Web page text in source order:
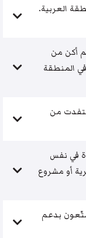
العربية.
أكن من
المنطقة
من
في نفس
أو مشروع
بدعم